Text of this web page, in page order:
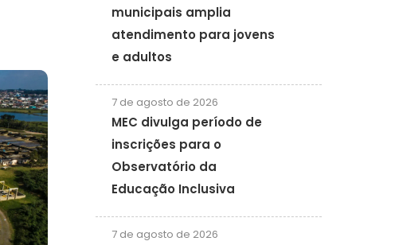
municipais amplia
atendimento para jovens
e adultos
7 de agosto de 2026
MEC divulga período de
inscrições para o
Observatório da
Educação Inclusiva
7 de agosto de 2026